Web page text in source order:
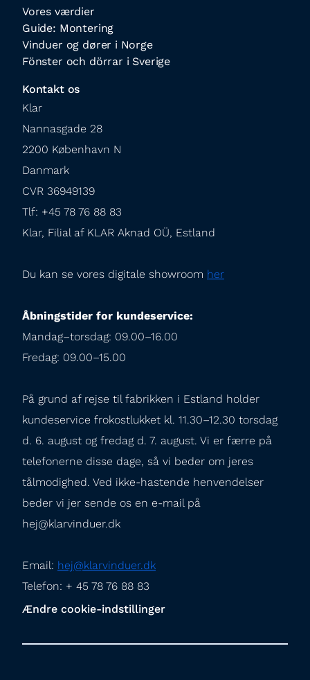
Vores værdier
Guide: Montering
Vinduer og dører i Norge
Fönster och dörrar i Sverige
Kontakt os
Klar
Nannasgade 28
2200 København N
Danmark
CVR 36949139
Tlf: +45 78 76 88 83
Klar, Filial af KLAR Aknad OÜ, Estland
Du kan se vores digitale showroom her
Åbningstider for kundeservice:
Mandag–torsdag: 09.00–16.00
Fredag: 09.00–15.00
På grund af rejse til fabrikken i Estland holder
kundeservice frokostlukket kl. 11.30–12.30 torsdag
d. 6. august og fredag d. 7. august. Vi er færre på
telefonerne disse dage, så vi beder om jeres
tålmodighed. Ved ikke-hastende henvendelser
beder vi jer sende os en e-mail på
hej@klarvinduer.dk
Email: hej@klarvinduer.dk
Telefon: + 45 78 76 88 83
Ændre cookie-indstillinger